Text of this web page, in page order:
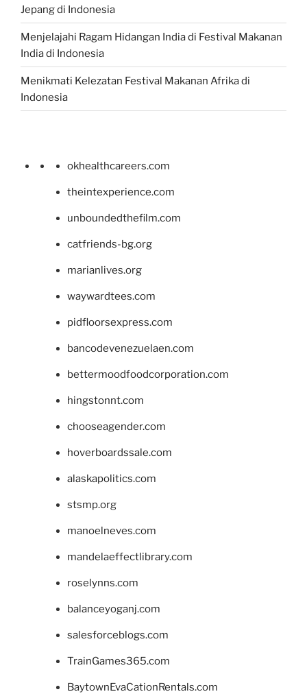
Jepang di Indonesia
Menjelajahi Ragam Hidangan India di Festival Makanan
India di Indonesia
Menikmati Kelezatan Festival Makanan Afrika di
Indonesia
okhealthcareers.com
theintexperience.com
unboundedthefilm.com
catfriends-bg.org
marianlives.org
waywardtees.com
pidfloorsexpress.com
bancodevenezuelaen.com
bettermoodfoodcorporation.com
hingstonnt.com
chooseagender.com
hoverboardssale.com
alaskapolitics.com
stsmp.org
manoelneves.com
mandelaeffectlibrary.com
roselynns.com
balanceyoganj.com
salesforceblogs.com
TrainGames365.com
BaytownEvaCationRentals.com